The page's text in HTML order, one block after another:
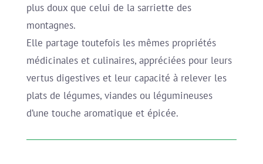
plus doux que celui de la sarriette des
montagnes.
Elle partage toutefois les mêmes propriétés
médicinales et culinaires, appréciées pour leurs
vertus digestives et leur capacité à relever les
plats de légumes,viandes ou légumineuses
d’une touche aromatique et épicée.